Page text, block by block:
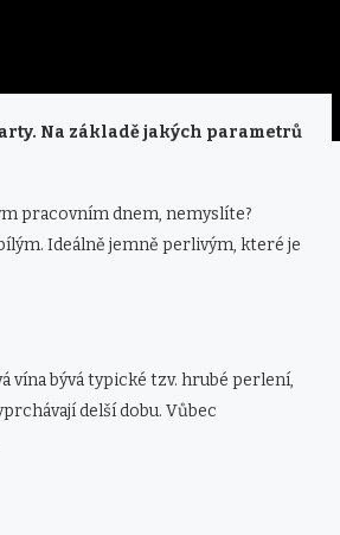
Na základě jakých parametrů
pracovním dnem, nemyslíte?
Ideálně jemně perlivým, které je
vína bývá typické tzv. hrubé perlení,
delší dobu. Vůbec